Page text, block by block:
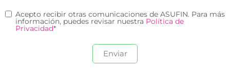
Acepto recibir otras comunicaciones de ASUFIN. Para más
información, puedes revisar nuestra Política de
Privacidad*